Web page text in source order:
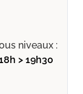
niveaux :
> 19h30